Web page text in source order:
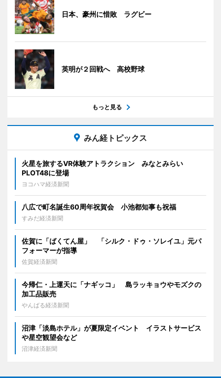
日本、豪州に惜敗 ラグビー
英明が２回戦へ 高校野球
もっと見る
みん経トピックス
火星を旅するVR体験アトラクション みなとみらい
PLOT48に登場
ヨコハマ経済新聞
八広で町名誕生60周年祝賀会 小池都知事も祝福
すみだ経済新聞
佐賀に「ばくてん屋」 「シルク・ドゥ・ソレイユ」元パ
フォーマーが指導
佐賀経済新聞
今帰仁・上運天に「ナギッコ」 島ラッキョウやモズクの
加工品販売
やんばる経済新聞
沼津「淡島ホテル」が夏限定イベント イラストサービス
や星空観望会など
沼津経済新聞